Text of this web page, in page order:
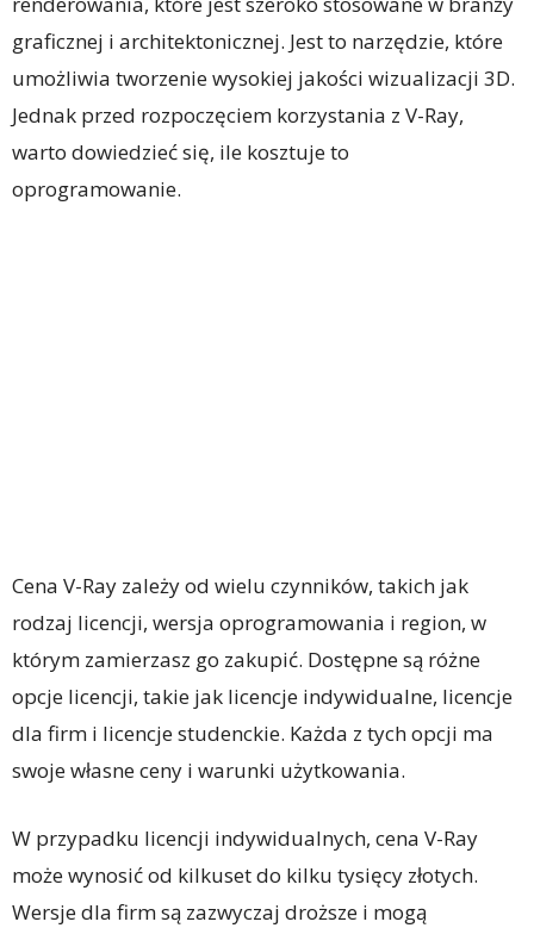
graficznej i architektonicznej. Jest to narzędzie, które
umożliwia tworzenie wysokiej jakości wizualizacji 3D.
Jednak przed rozpoczęciem korzystania z V-Ray,
warto dowiedzieć się, ile kosztuje to
oprogramowanie.
Cena V-Ray zależy od wielu czynników, takich jak
rodzaj licencji, wersja oprogramowania i region, w
którym zamierzasz go zakupić. Dostępne są różne
opcje licencji, takie jak licencje indywidualne, licencje
dla firm i licencje studenckie. Każda z tych opcji ma
swoje własne ceny i warunki użytkowania.
W przypadku licencji indywidualnych, cena V-Ray
może wynosić od kilkuset do kilku tysięcy złotych.
Wersje dla firm są zazwyczaj droższe i mogą